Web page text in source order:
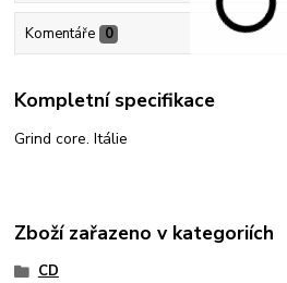
Komentáře 0
Kompletní specifikace
Grind core. Itálie
Zboží zařazeno v kategoriích
CD